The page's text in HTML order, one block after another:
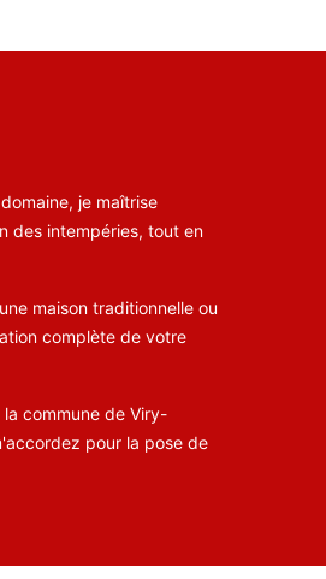
je maîtrise
des intempéries, tout en
maison traditionnelle ou
complète de votre
commune de Viry-
pour la pose de